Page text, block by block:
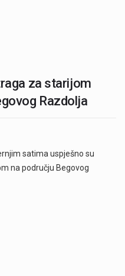
za starijom
Razdolja
satima uspješno su
na području Begovog